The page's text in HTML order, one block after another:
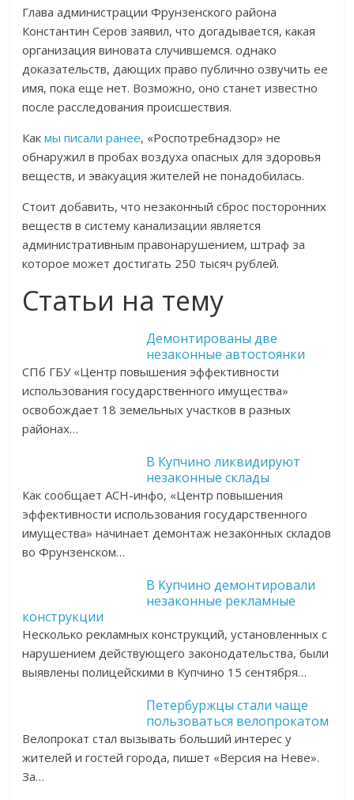
Глава администрации Фрунзенского района
Константин Серов заявил, что догадывается, какая
организация виновата случившемся. однако
доказательств, дающих право публично озвучить ее
имя, пока еще нет. Возможно, оно станет известно
после расследования происшествия.
Какмы писали ранее, «Роспотребнадзор» не
обнаружил в пробах воздуха опасных для здоровья
веществ, и эвакуация жителей не понадобилась.
Стоит добавить, что незаконный сброс посторонних
веществ в систему канализации является
административным правонарушением, штраф за
которое может достигать 250 тысяч рублей.
Статьи на тему
Демонтированы две
незаконные автостоянки
СПб ГБУ «Центр повышения эффективности
использования государственного имущества»
освобождает 18 земельных участков в разных
районах…
В Купчино ликвидируют
незаконные склады
Как сообщает АСН-инфо, «Центр повышения
эффективности использования государственного
имущества» начинает демонтаж незаконных складов
во Фрунзенском…
В Купчино демонтировали
незаконные рекламные
конструкции
Несколько рекламных конструкций, установленных c
нарушением действующего законодательства, были
выявлены полицейскими в Купчино 15 сентября…
Петербуржцы стали чаще
пользоваться велопрокатом
Велопрокат стал вызывать больший интерес у
жителей и гостей города, пишет «Версия на Неве».
За…